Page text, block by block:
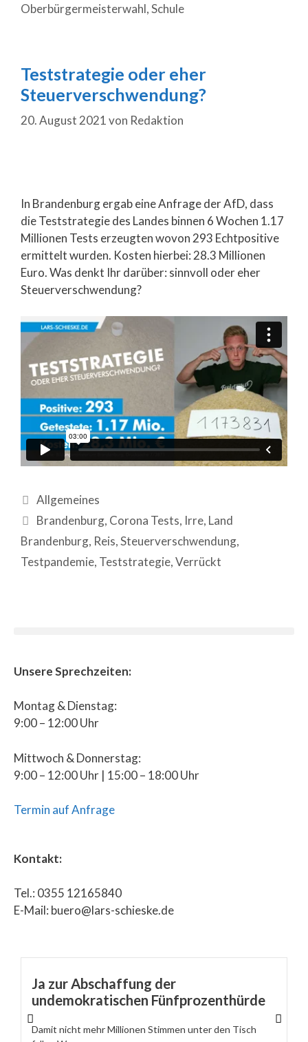
Oberbürgermeisterwahl,Schule
Teststrategie oder eher
Steuerverschwendung?
20. August 2021von Redaktion
In Brandenburg ergab eine Anfrage der AfD, dass
die Teststrategie des Landes binnen 6 Wochen 1.17
Millionen Tests erzeugten wovon 293 Echtpositive
ermittelt wurden. Kosten hierbei: 28.3 Millionen
Euro. Was denkt Ihr darüber: sinnvoll oder eher
Steuerverschwendung?
Allgemeines
Brandenburg, Corona Tests, Irre, Land
Brandenburg, Reis,Steuerverschwendung,
Testpandemie, Teststrategie,Verrückt
Unsere Sprechzeiten:
Montag & Dienstag:
9:00 – 12:00 Uhr
Mittwoch & Donnerstag:
9:00 – 12:00 Uhr | 15:00 – 18:00 Uhr
Termin auf Anfrage
Kontakt:
Tel.: 0355 12165840
E-Mail: buero@lars-schieske.de
Ja zur Abschaffung der
undemokratischen Fünfprozenthürde
Damit nicht mehr Millionen Stimmen unter den Tisch